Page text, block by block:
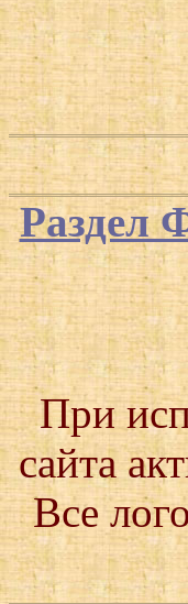
Раздел
При
сайта
Все